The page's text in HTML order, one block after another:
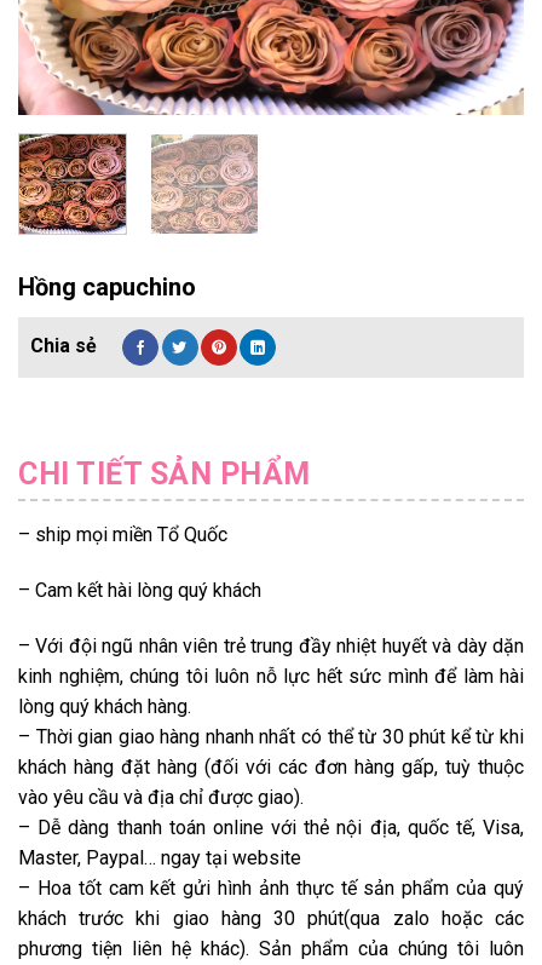
Hồng capuchino
CHI TIẾT SẢN PHẨM
– ship mọi miền Tổ Quốc
– Cam kết hài lòng quý khách
– Với đội ngũ nhân viên trẻ trung đầy nhiệt huyết và dày dặn
kinh nghiệm, chúng tôi luôn nỗ lực hết sức mình để làm hài
lòng quý khách hàng.
– Thời gian giao hàng nhanh nhất có thể từ 30 phút kể từ khi
khách hàng đặt hàng (đối với các đơn hàng gấp, tuỳ thuộc
vào yêu cầu và địa chỉ được giao).
– Dễ dàng thanh toán online với thẻ nội địa, quốc tế, Visa,
Master, Paypal… ngay tại website
– Hoa tốt cam kết gửi hình ảnh thực tế sản phẩm của quý
khách trước khi giao hàng 30 phút(qua zalo hoặc các
phương tiện liên hệ khác). Sản phẩm của chúng tôi luôn